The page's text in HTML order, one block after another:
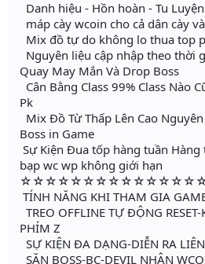
Danh hiệu - Hồn hoàn - Tu
máp cày wcoin cho cả dân cày
Mix đồ tự do không lo thua top
Nguyên liệu cập nhập theo thời
Quay May Mắn Và Drop Boss
Cân Bằng Class 99% Class Nào
Pk
Mix Đồ Từ Thấp Lên Cao
Boss in Game
Sự Kiện Đua tốp hàng tuần
bạp wc wp không giới hạn
TÍNH NĂNG KHI THAM GIA
TREO OFFLINE TỰ ĐỘNG
PHÍM Z
SỰ KIỆN ĐA DẠNG-DIỄN RA
SĂN BOSS-BC-DEVIL NHẬN